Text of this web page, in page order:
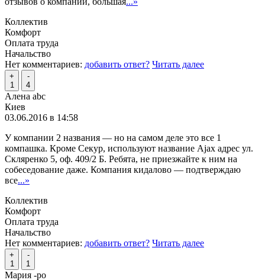
Коллектив
Комфорт
Оплата труда
Начальство
Нет комментариев: добавить ответ? Читать далее
+
1
-
4
Алена abc
Киев
03.06.2016 в 14:58
У компании 2 названия — но на самом деле это все 1
компашка. Кроме Секур, используют название Ajax адрес ул.
Скляренко 5, оф. 409/2 Б. Ребята, не приезжайте к ним на
собеседование даже. Компания кидалово — подтверждаю
все...»
Коллектив
Комфорт
Оплата труда
Начальство
Нет комментариев: добавить ответ? Читать далее
+
1
-
1
Мария -ро